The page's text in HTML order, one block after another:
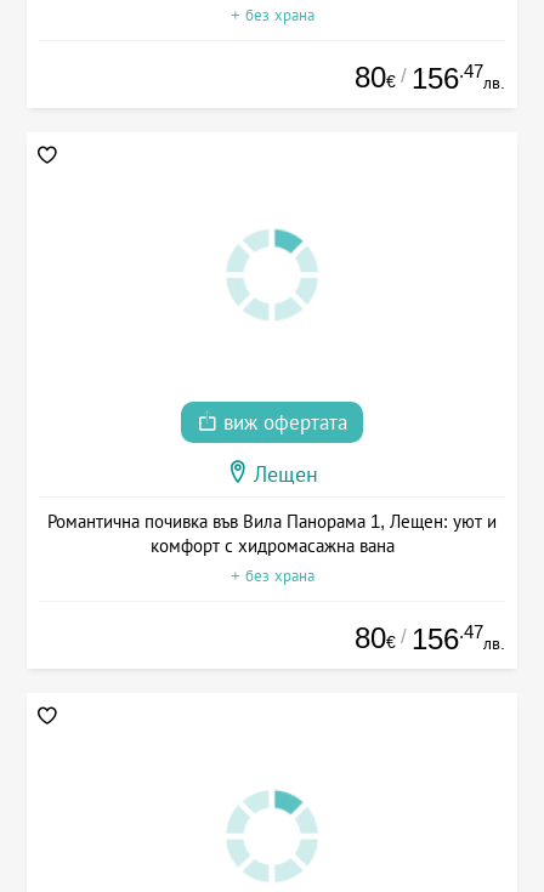
+ без храна
80€ / 156.47
лв.
виж офертата
Лещен
Романтична почивка във Вила Панорама 1, Лещен: уют и
комфорт с хидромасажна вана
+ без храна
80€ / 156.47
лв.